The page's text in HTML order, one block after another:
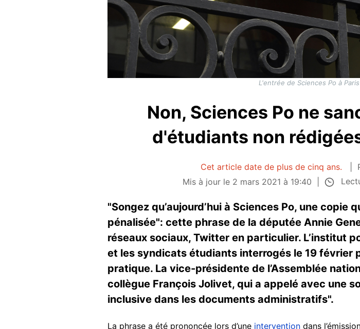
L'entrée de Sciences Po à
Non, Sciences Po ne
d'étudiants non
Cet article date de plus de cinq ans.
Mis à jour le 2 mars 2021 à 19:40
"Songez qu’aujourd’hui à Sciences Po, une copie
pénalisée": cette phrase de la députée Annie
réseaux sociaux, Twitter en particulier. L’institut
et les syndicats étudiants interrogés le 19 février
pratique. La vice-présidente de l’Assemblée
collègue François Jolivet, qui a appelé avec une
inclusive dans les documents administratifs".
La phrase a été prononcée lors d’une intervention dans